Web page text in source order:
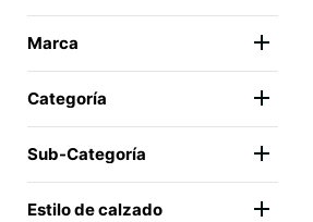
Categoría
Sub-Categoría
Marca
BARBIE
(2
Estilo de calzado